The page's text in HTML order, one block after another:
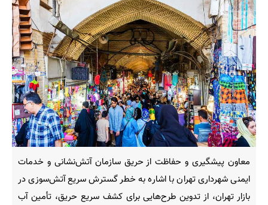
معاون پیشگیری و حفاظت از حریق سازمان آتش‌نشانی و خدمات
ایمنی شهرداری تهران با اشاره به خطر گسترش سریع آتش‌سوزی در
بازار تهران، از تدوین طرح‌هایی برای کشف سریع حریق، تأمین آب